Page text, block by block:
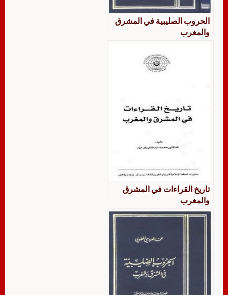
الحروب الصليبية في المشرق
والمغرب
تاريخ القراءات في المشرق
والمغرب